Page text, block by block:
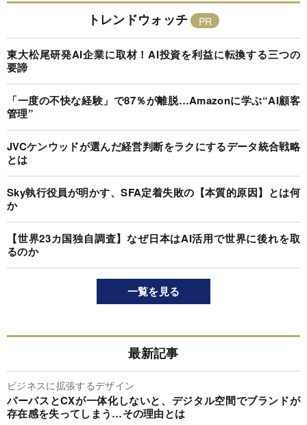
トレンドウォッチ
東大松尾研発AI企業に取材！AI投資を利益に転換する三つの
要諦
「一度の不快な経験」で87％が離脱…Amazonに学ぶ“AI顧客
管理”
JVCケンウッドが選んだ経営判断をラクにするデータ統合戦略
とは
Sky執行役員が明かす、SFA定着失敗の【本質的原因】とは何
か
【世界23カ国独自調査】なぜ日本はAI活用で世界に後れを取
るのか
一覧を見る
最新記事
ビジネスに拡張するデザイン
パーパスとCXが一体化しないと、デジタル空間でブランドが
存在感を失ってしまう…その理由とは